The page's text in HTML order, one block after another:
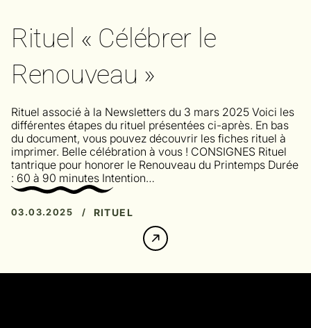
Rituel « Célébrer le
Renouveau »
Rituel associé à la Newsletters du 3 mars 2025 Voici les
différentes étapes du rituel présentées ci-après. En bas
du document, vous pouvez découvrir les fiches rituel à
imprimer. Belle célébration à vous ! CONSIGNES Rituel
tantrique pour honorer le Renouveau du Printemps Durée
: 60 à 90 minutes Intention…
03.03.2025 / RITUEL